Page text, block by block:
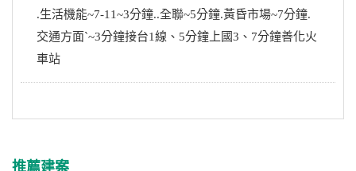
.生活機能~7-11~3分鐘..全聯~5分鐘.黃昏市場~7分鐘.
交通方面`~3分鐘接台1線、5分鐘上國3、7分鐘善化火
車站
推薦建案